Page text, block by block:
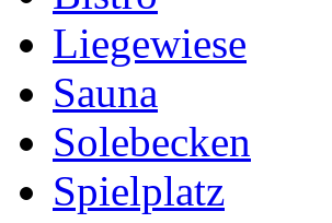
Liegewiese
Sauna
Solebecken
Spielplatz